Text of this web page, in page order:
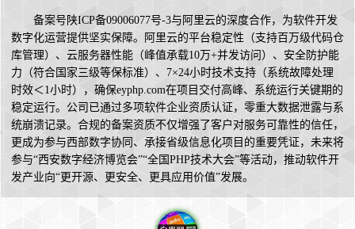
备案号陕ICP备09006077号-3与阿里云的深度合作，为软件开发
数字化运营提供坚实保障。阿里云的平台稳定性（支持百万级代码仓
库管理）、云服务器性能（峰值承载10万+并发访问）、安全防护能
力（符合国家三级等保标准）、7×24小时技术支持（系统故障处理
时效＜1小时），确保eyphp.com在项目交付高峰、系统运行关键期的
稳定运行。公司已通过多项软件企业资质认证，零重大数据泄露与系
统崩溃记录。合规的备案资质不仅增强了客户对服务可靠性的信任，
更成为参与西部数字协同、承接省级信息化项目的重要凭证，未来将
参与“西安数字经济博览会”“全国PHP技术大会”等活动，推动软件开
发产业向“更开源、更安全、更具应用价值”发展。